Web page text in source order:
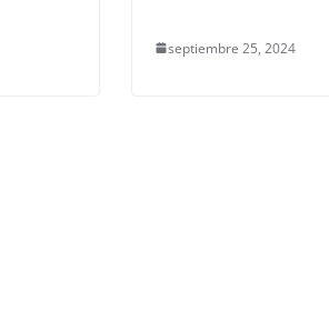
septiembre 25, 2024